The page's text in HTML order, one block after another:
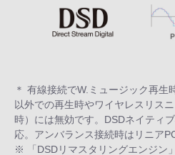
＊ 有線接続でW.ミュージック再生
以外での再生時やワイヤレスリス
時）には無効です。DSDネイティ
応。アンバランス接続時はリニア
※ 「DSDリマスタリングエンジン